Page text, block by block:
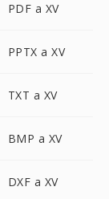
PDF a XV
PPTX a XV
TXT a XV
BMP a XV
DXF a XV